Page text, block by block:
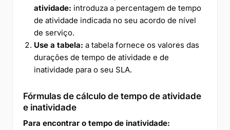
atividade: introduza a percentagem de tempo
de atividade indicada no seu acordo de nível
de serviço.
Use a tabela: a tabela fornece os valores das
durações de tempo de atividade e de
inatividade para o seu SLA.
Fórmulas de cálculo de tempo de atividade
e inatividade
Para encontrar o tempo de inatividade: